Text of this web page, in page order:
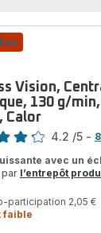
Vision,
130 g/
Calor
4.2 /5 -
avec un
par l’entrepôt
participation 2,05 €
faible